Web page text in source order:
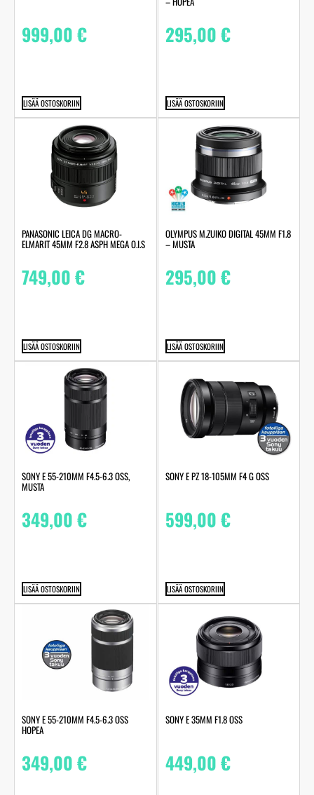
999,00€
LISÄÄ OSTOSKORIIN
295,00€
LISÄÄ OSTOSKORIIN
PANASONIC LEICA DG MACRO-
ELMARIT 45MM F2.8 ASPH MEGA O.I.S
749,00€
LISÄÄ OSTOSKORIIN
OLYMPUS M.ZUIKO DIGITAL 45MM F1.8
– MUSTA
295,00€
LISÄÄ OSTOSKORIIN
SONY E 55-210MM F4.5-6.3 OSS,
MUSTA
349,00€
LISÄÄ OSTOSKORIIN
SONY E PZ 18-105MM F4 G OSS
599,00€
LISÄÄ OSTOSKORIIN
SONY E 55-210MM F4.5-6.3 OSS
HOPEA
349,00€
SONY E 35MM F1.8 OSS
449,00€